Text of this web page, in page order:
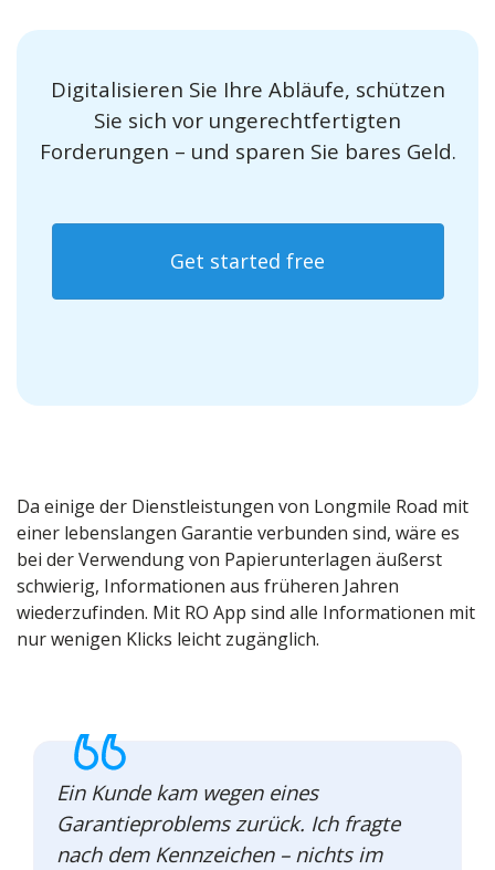
Digitalisieren Sie Ihre Abläufe, schützen
Sie sich vor ungerechtfertigten
Forderungen – und sparen Sie bares Geld.
Get started free
Da einige der Dienstleistungen von Longmile Road mit
einer lebenslangen Garantie verbunden sind, wäre es
bei der Verwendung von Papierunterlagen äußerst
schwierig, Informationen aus früheren Jahren
wiederzufinden. Mit RO App sind alle Informationen mit
nur wenigen Klicks leicht zugänglich.
Ein Kunde kam wegen eines
Garantieproblems zurück. Ich fragte
nach dem Kennzeichen – nichts im